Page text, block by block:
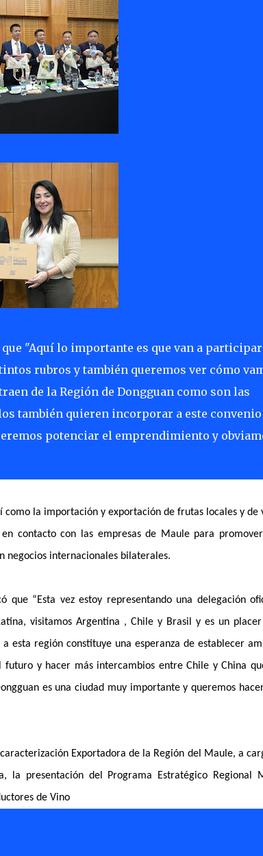
"Aquí lo importante es que van a participar
rubros y también queremos ver cómo
de la Región de Dongguan como son las
también quieren incorporar a este convenio
potenciar el emprendimiento y
como la importación y exportación de frutas locales y de
contacto con las empresas de Maule para
negocios internacionales bilaterales.
que “Esta vez estoy representando una delegación
visitamos Argentina , Chile y Brasil y es un
región constituye una esperanza de establecer
y hacer más intercambios entre Chile y China
es una ciudad muy importante y queremos
Exportadora de la Región del Maule, a
la presentación del Programa Estratégico Regional
de Vino